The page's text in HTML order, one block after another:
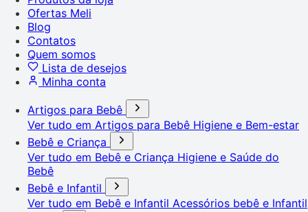
Ofertas Meli
Blog
Contatos
Quem somos
Lista de desejos
Minha conta
Artigos para Bebê
Ver tudo em Artigos para Bebê Higiene e Bem-estar
Bebê e Criança
Ver tudo em Bebê e Criança Higiene e Saúde do
Bebê
Bebê e Infantil
Ver tudo em Bebê e Infantil Acessórios bebê e Infantil